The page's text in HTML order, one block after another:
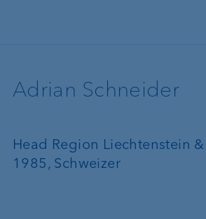
Adrian Schneider
Head Region Liechtenstein
1985, Schweizer